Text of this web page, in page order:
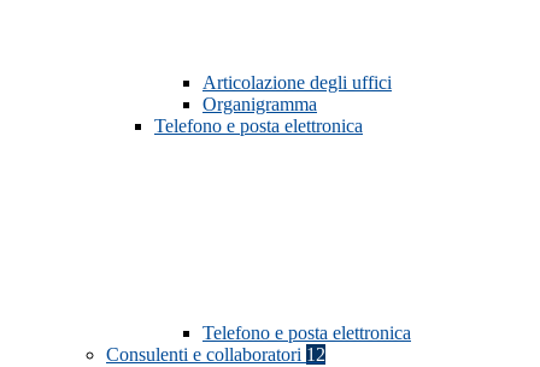
Articolazione degli uffici
Organigramma
Telefono e posta elettronica
Telefono e posta elettronica
Consulenti e collaboratori 12